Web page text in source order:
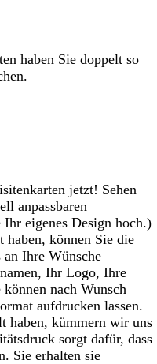
haben Sie doppelt so
jetzt! Sehen
anpassbaren
eigenes Design hoch.)
haben, können Sie die
Ihre Wünsche
Ihr Logo, Ihre
nach Wunsch
aufdrucken lassen.
haben, kümmern wir uns
sorgt dafür, dass
Sie erhalten sie